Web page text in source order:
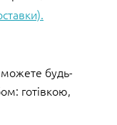
будь-
готівкою,